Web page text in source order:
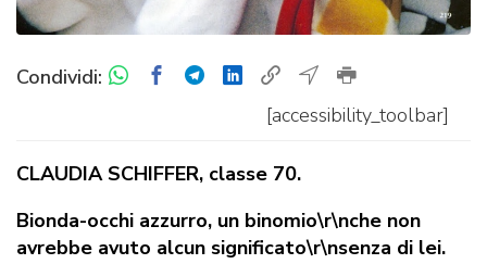
Condividi:
[accessibility_toolbar]
CLAUDIA SCHIFFER, classe 70.
Bionda-occhi azzurro, un binomio\r\nche non
avrebbe avuto alcun significato\r\nsenza di lei.